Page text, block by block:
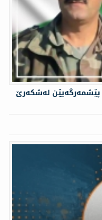
له‌شكه‌رێ